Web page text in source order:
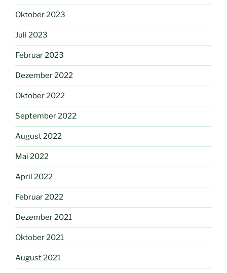
Oktober 2023
Juli 2023
Februar 2023
Dezember 2022
Oktober 2022
September 2022
August 2022
Mai 2022
April 2022
Februar 2022
Dezember 2021
Oktober 2021
August 2021